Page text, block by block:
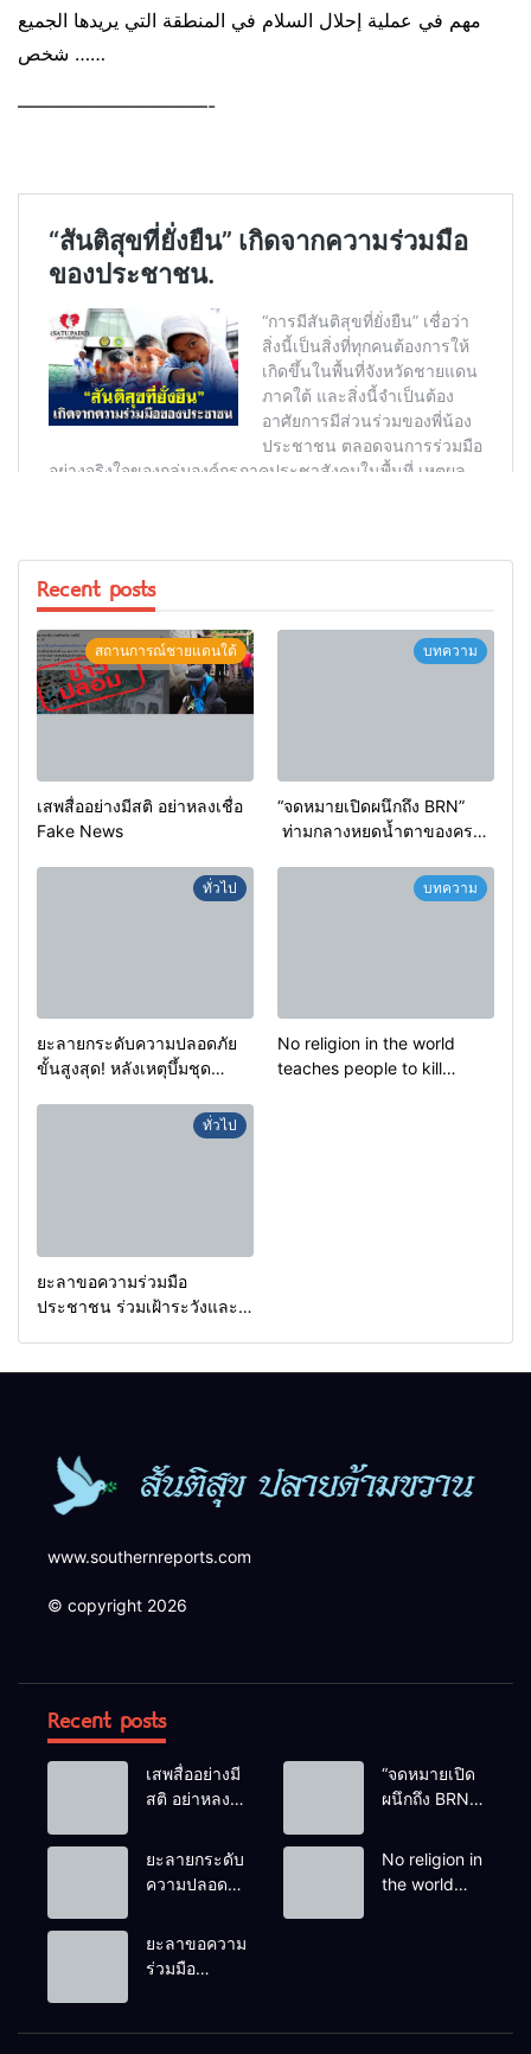
مهم في عملية إحلال السلام في المنطقة التي يريدها الجميع
شخص ……
——————————-
Recent posts
สถานการณ์ชายแดนใต้
เสพสื่ออย่างมีสติ อย่าหลงเชื่อ
Fake News
บทความ
“จดหมายเปิดผนึกถึง BRN”
ท่ามกลางหยดน้ำตาของครอบ
สะอื้นของทารกน้อยที่ต้อง
ทั่วไป
ยะลายกระดับความปลอดภัย
ขั้นสูงสุด! หลังเหตุบึ้มชุด
กรองเตือนเฝ้าระวังแกนนำสั่ง
บทความ
No religion in the world
teaches people to kill
ทั่วไป
ยะลาขอความร่วมมือ
ประชาชน ร่วมเฝ้าระวังและ
www.southernreports.com
© copyright 2026
Recent posts
เสพสื่ออย่างมี
สติ อย่าหลง
“จดหมายเปิด
ผนึกถึง BRN”
หยดน้ำตาของ
ครอบครัวครู
ยะลายกระดับ
ความปลอดภัย
คุ้มครองครู
เตือนเฝ้าระวัง
No religion in
the world
goal.
ยะลาขอความ
ร่วมมือ